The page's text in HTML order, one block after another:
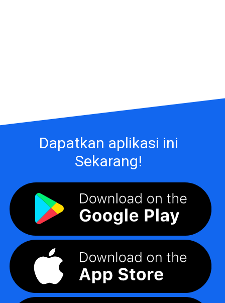
Dapatkan aplikasi ini
Sekarang!